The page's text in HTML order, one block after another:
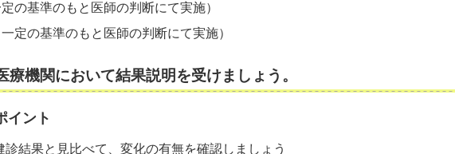
の基準のもと医師の判断にて実施）
定の基準のもと医師の判断にて実施）
機関において結果説明を受けましょう。
イント
診結果と見比べて、変化の有無を確認しましょう